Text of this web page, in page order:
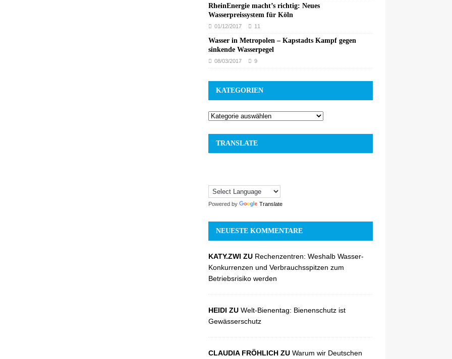
RheinEnergie macht’s richtig: Neues
Wasserpreissystem für Köln
01/12/2017 11
Wasser in Metropolen – Kapstadts Kampf gegen
sinkende Wasserpegel
08/03/2017 9
KATEGORIEN
TRANSLATE
Powered by Translate
NEUESTE KOMMENTARE
KATY.ZWI ZU Rechenzentren: Weshalb Wasser-
Konkurrenzen und Verbrauchsspitzen zum
Betriebsrisiko werden
HEIDI ZU Welt-Bienentag: Bienenschutz ist
Gewässerschutz
CLAUDIA FRÖHLICH ZU Warum wir Deutschen